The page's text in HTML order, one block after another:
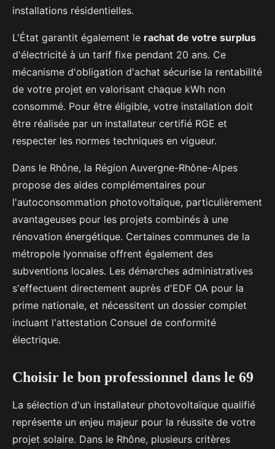
installations résidentielles.
L'État garantit également le rachat de votre surplus
d'électricité à un tarif fixe pendant 20 ans. Ce
mécanisme d'obligation d'achat sécurise la rentabilité
de votre projet en valorisant chaque kWh non
consommé. Pour être éligible, votre installation doit
être réalisée par un installateur certifié RGE et
respecter les normes techniques en vigueur.
Dans le Rhône, la Région Auvergne-Rhône-Alpes
propose des aides complémentaires pour
l'autoconsommation photovoltaïque, particulièrement
avantageuses pour les projets combinés à une
rénovation énergétique. Certaines communes de la
métropole lyonnaise offrent également des
subventions locales. Les démarches administratives
s'effectuent directement auprès d'EDF OA pour la
prime nationale, et nécessitent un dossier complet
incluant l'attestation Consuel de conformité
électrique.
Choisir le bon professionnel dans le 69
La sélection d'un installateur photovoltaïque qualifié
représente un enjeu majeur pour la réussite de votre
projet solaire. Dans le Rhône, plusieurs critères